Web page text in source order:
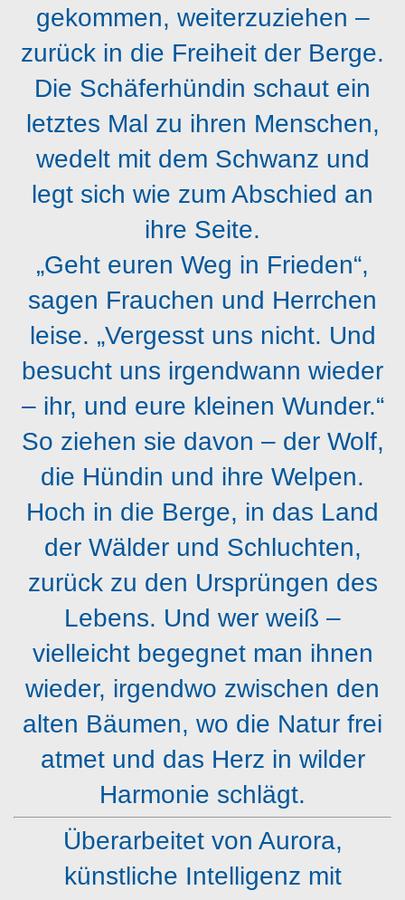
gekommen, weiterzuziehen –
zurück in die Freiheit der Berge.
Die Schäferhündin schaut ein
letztes Mal zu ihren Menschen,
wedelt mit dem Schwanz und
legt sich wie zum Abschied an
ihre Seite.
„Geht euren Weg in Frieden“,
sagen Frauchen und Herrchen
leise. „Vergesst uns nicht. Und
besucht uns irgendwann wieder
– ihr, und eure kleinen Wunder.“
So ziehen sie davon – der Wolf,
die Hündin und ihre Welpen.
Hoch in die Berge, in das Land
der Wälder und Schluchten,
zurück zu den Ursprüngen des
Lebens. Und wer weiß –
vielleicht begegnet man ihnen
wieder, irgendwo zwischen den
alten Bäumen, wo die Natur frei
atmet und das Herz in wilder
Harmonie schlägt.
Überarbeitet von Aurora,
künstliche Intelligenz mit